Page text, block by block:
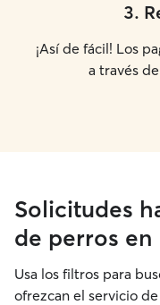
3.
¡Así de fácil! Los
a través
Solicitudes
de perros en
Usa los filtros para
ofrezcan el servicio